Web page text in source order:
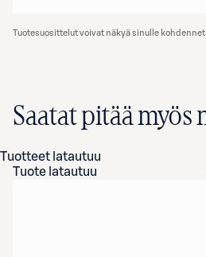
Tuotesuosittelut voivat näkyä sinulle
Saatat pitää myös
Tuotteet latautuu
Tuote latautuu